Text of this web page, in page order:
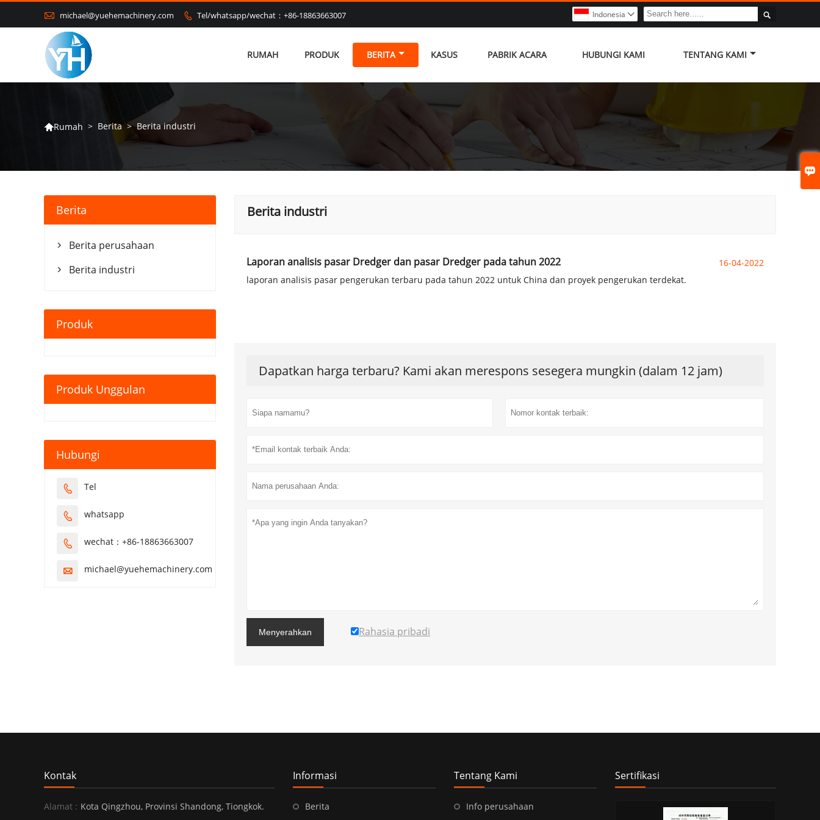

 michael@yuehemachinery.com  Tel/whatsapp/wechat：+86-18863663007 
Indonesia 
RUMAH PRODUK BERITA KASUS PABRIK ACARA HUBUNGI KAMI TENTANG KAMI
Rumah > Berita > Berita industri
Berita industri
16-04-2022
Laporan analisis pasar Dredger dan pasar Dredger pada tahun 2022
laporan analisis pasar pengerukan terbaru pada tahun 2022 untuk China dan proyek pengerukan terdekat.
Dapatkan harga terbaru? Kami akan merespons sesegera mungkin (dalam 12 jam)
Menyerahkan Rahasia pribadi
Berita
 Berita perusahaan
 Berita industri
Produk
Produk Unggulan
Hubungi
 Tel
 whatsapp
 wechat：+86-18863663007
 michael@yuehemachinery.com
Kontak
Alamat : Kota Qingzhou, Provinsi Shandong, Tiongkok.
Informasi
Berita
Tentang Kami
Info perusahaan
Sertifikasi